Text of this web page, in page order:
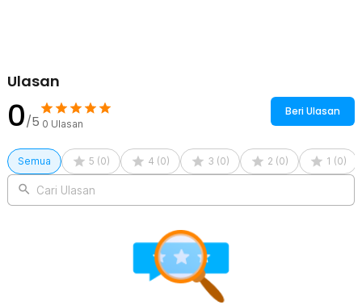
1 KING SHAN Dekorasi Dinding Mirrors Mosaic Tiles Self
Ulasan
0/5 0 Ulasan
Beri Ulasan
Semua 5 (0) 4 (0) 3 (0) 2 (0) 1 (0)
Cari Ulasan